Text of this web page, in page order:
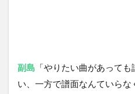
副島 「やりたい曲があって
い、一方で譜面なんていらな